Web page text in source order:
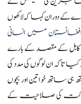
کے دوران کہا کہ لاکھوں
میں انسانی
کابل کے مقصد کے بارے
ان لوگوں کی مدد کی
ساتھ خواتین اور بچوں
کی صلاحیت کے